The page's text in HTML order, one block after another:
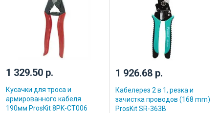
1 329.50 р.
Кусачки для троса и
армированного кабеля
190мм ProsKit 8PK-CT006
1 926.68 р.
Кабелерез 2 в 1, резка и
зачистка проводов (168 mm)
ProsKit SR-363B